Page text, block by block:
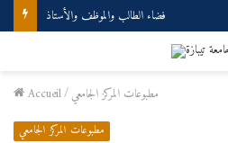
فضاء الطالب والموظف والأستاذ
Accueil/مطبوعات المركز الجامعي
مطبوعات المركز الجامعي